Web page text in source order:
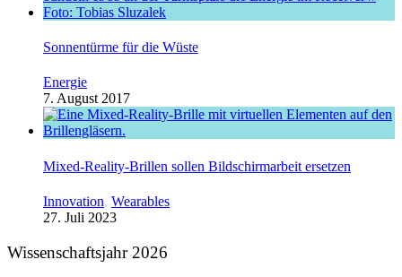
Sonnentürme für die Wüste
Energie
7. August 2017
Mixed-Reality-Brillen sollen Bildschirmarbeit ersetzen
Innovation, Wearables
27. Juli 2023
Wissenschaftsjahr 2026